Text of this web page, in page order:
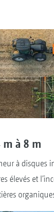
m à 8 m
à disques
élevés et